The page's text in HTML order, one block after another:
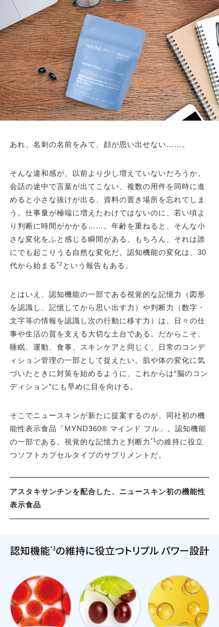
あれ、名刺の名前をみて、顔が思い出せない……。
そんな違和感が、以前より少し増えていないだろうか。
会話の途中で言葉が出てこない、複数の用件を同時に進
めると小さな抜けが出る、資料の置き場所を忘れてしま
う。仕事量が極端に増えたわけではないのに、若い頃よ
り判断に時間がかかる……。年齢を重ねると、そんな小
さな変化をふと感じる瞬間がある。もちろん、それは誰
にでも起こりうる自然な変化だ。認知機能の変化は、30
代から始まる *2 という報告もある。
とはいえ、認知機能の一部である視覚的な記憶力（図形
を認識し、記憶してから思い出す力）や判断力（数字・
文字等の情報を認識し次の行動に移す力）は、日々の仕
事や生活の質を支える大切な土台である。だからこそ、
睡眠、運動、食事、スキンケアと同じく、日常のコンデ
ィション管理の一部として捉えたい。肌や体の変化に気
づいたときに対策を始めるように、これからは“脳のコン
ディション”にも早めに目を向ける。
そこでニュースキンが新たに提案するのが、同社初の機
能性表示食品「MYND360® マインド フル」。認知機能
の一部である、視覚的な記憶力と判断力 *1 の維持に役立
つソフトカプセルタイプのサプリメントだ。
アスタキサンチンを配合した、ニュースキン初の機能性
表示食品